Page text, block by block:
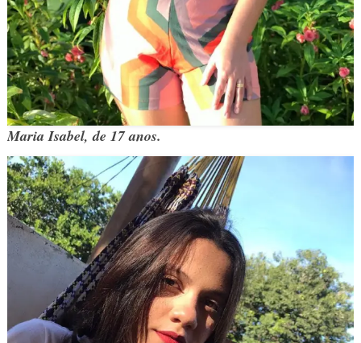
Maria Isabel, de 17 anos.